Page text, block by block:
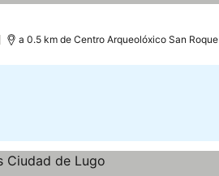
a 0.5 km de Centro Arqueolóxico San Roque